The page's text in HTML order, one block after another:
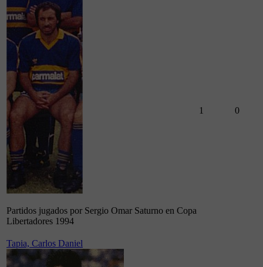
Partidos jugados por Sergio Omar Saturno en Copa
Libertadores 1994
1 0
Tapia, Carlos Daniel